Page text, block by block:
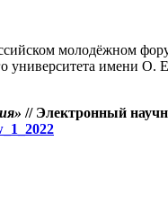
молодёжном
университета имени
// Электронный